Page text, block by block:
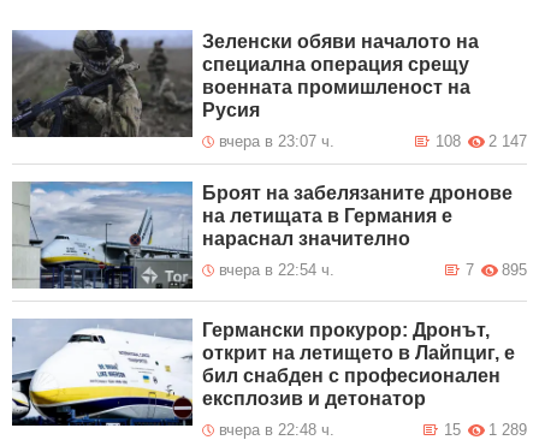
Зеленски обяви началото на
специална операция срещу
военната промишленост на
Русия
вчера в 23:07 ч. 2 147
108
Броят на забелязаните дронове
на летищата в Германия е
нараснал значително
вчера в 22:54 ч. 895
7
Германски прокурор: Дронът,
открит на летището в Лайпциг, е
бил снабден с професионален
експлозив и детонатор
вчера в 22:48 ч. 1 289
15